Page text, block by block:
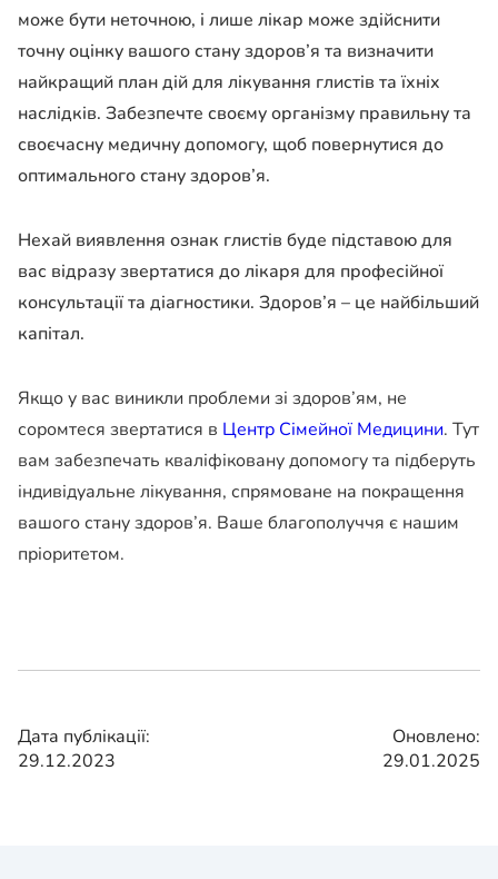
може бути неточною, і лише лікар може здійснити
точну оцінку вашого стану здоров’я та визначити
найкращий план дій для лікування глистів та їхніх
наслідків. Забезпечте своєму організму правильну та
своєчасну медичну допомогу, щоб повернутися до
оптимального стану здоров’я.
Нехай виявлення ознак глистів буде підставою для
вас відразу звертатися до лікаря для професійної
консультації та діагностики. Здоров’я – це найбільший
капітал.
Якщо у вас виникли проблеми зі здоров’ям, не
соромтеся звертатися в Центр Сімейної Медицини. Тут
вам забезпечать кваліфіковану допомогу та підберуть
індивідуальне лікування, спрямоване на покращення
вашого стану здоров’я. Ваше благополуччя є нашим
пріоритетом.
Дата публікації:
29.12.2023
Оновлено:
29.01.2025